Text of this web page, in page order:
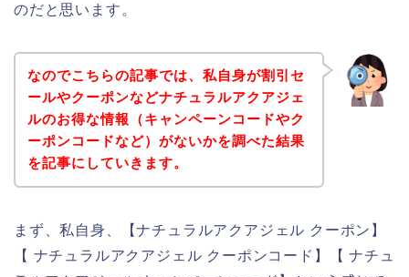
のだと思います。
なのでこちらの記事では、私自身が割引セ
ールやクーポンなどナチュラルアクアジェ
ルのお得な情報（キャンペーンコードやク
ーポンコードなど）がないかを調べた結果
を記事にしていきます。
まず、私自身、【ナチュラルアクアジェル クーポン】
【 ナチュラルアクアジェル クーポンコード】【 ナチュ